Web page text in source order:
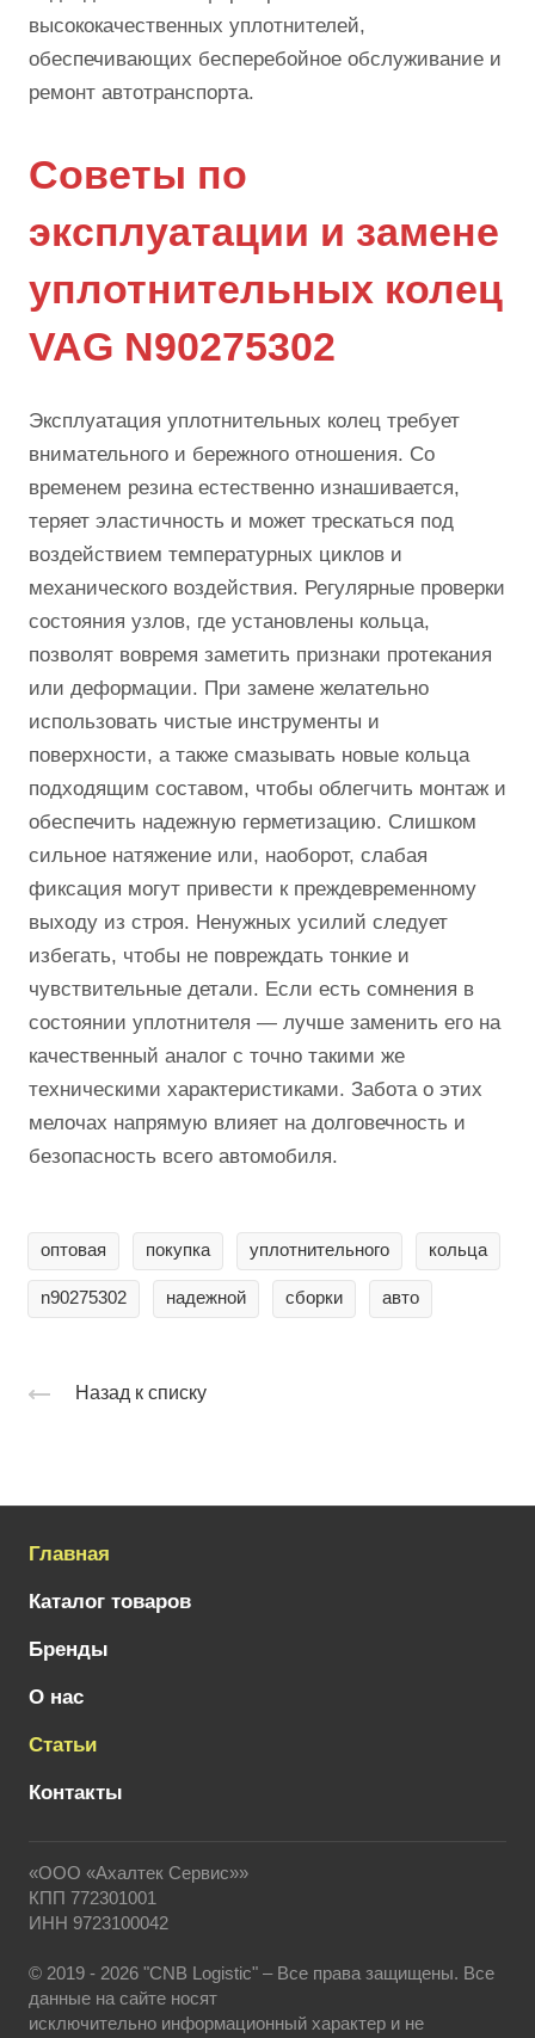
высококачественных уплотнителей,
обеспечивающих бесперебойное обслуживание и
ремонт автотранспорта.
Советы по
эксплуатации и замене
уплотнительных колец
VAG N90275302
Эксплуатация уплотнительных колец требует
внимательного и бережного отношения. Со
временем резина естественно изнашивается,
теряет эластичность и может трескаться под
воздействием температурных циклов и
механического воздействия. Регулярные проверки
состояния узлов, где установлены кольца,
позволят вовремя заметить признаки протекания
или деформации. При замене желательно
использовать чистые инструменты и
поверхности, а также смазывать новые кольца
подходящим составом, чтобы облегчить монтаж и
обеспечить надежную герметизацию. Слишком
сильное натяжение или, наоборот, слабая
фиксация могут привести к преждевременному
выходу из строя. Ненужных усилий следует
избегать, чтобы не повреждать тонкие и
чувствительные детали. Если есть сомнения в
состоянии уплотнителя — лучше заменить его на
качественный аналог с точно такими же
техническими характеристиками. Забота о этих
мелочах напрямую влияет на долговечность и
безопасность всего автомобиля.
оптовая покупка уплотнительного кольца
n90275302 надежной сборки авто
Назад к списку
Главная
Каталог товаров
Бренды
О нас
Статьи
Контакты
«ООО «Ахалтек Сервис»»
КПП 772301001
ИНН 9723100042
© 2019 - 2026 "CNB Logistic" – Все права защищены. Все
данные на сайте носят
исключительно информационный характер и не